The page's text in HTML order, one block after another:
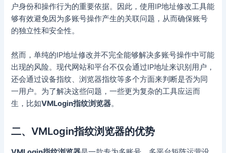
户身份和操作行为的重要依据。因此，使用IP地址修改工具能
够有效避免因为多账号操作产生的关联问题，从而确保账号
的独立性和安全性。
然而，单纯的IP地址修改并不完全能够解决多账号操作中可能
出现的风险。现代网站和平台不仅会通过IP地址来识别用户，
还会通过设备指纹、浏览器指纹等多个方面来判断是否为同
一用户。为了解决这些问题，一些更为复杂的工具应运而
生，比如VMLogin指纹浏览器。
二、VMLogin指纹浏览器的优势